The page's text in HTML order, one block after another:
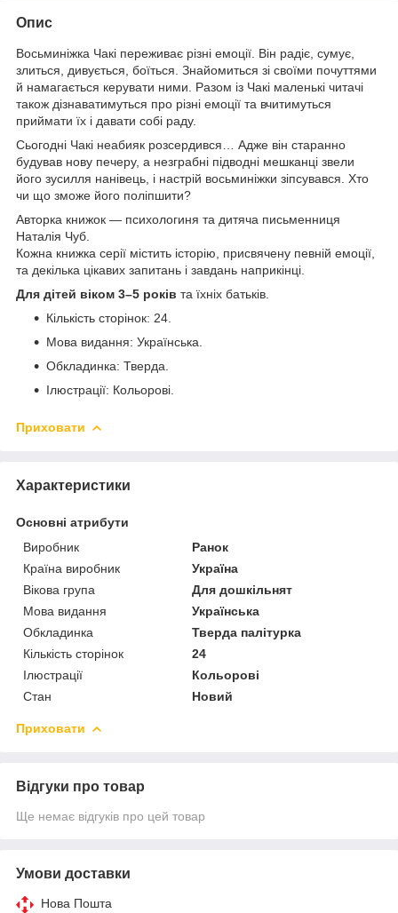
Опис
Восьминіжка Чакі переживає різні емоції. Він радіє, сумує,
злиться, дивується, боїться. Знайомиться зі своїми почуттями
й намагається керувати ними. Разом із Чакі маленькі читачі
також дізнаватимуться про різні емоції та вчитимуться
приймати їх і давати собі раду.
Сьогодні Чакі неабияк розсердився… Адже він старанно
будував нову печеру, а незграбні підводні мешканці звели
його зусилля нанівець, і настрій восьминіжки зіпсувався. Хто
чи що зможе його поліпшити?
Авторка книжок — психологиня та дитяча письменниця
Наталія Чуб.
Кожна книжка серії містить історію, присвячену певній емоції,
та декілька цікавих запитань і завдань наприкінці.
Для дітей віком 3–5 років та їхніх батьків.
Кількість сторінок: 24.
Мова видання: Українська.
Обкладинка: Тверда.
Ілюстрації: Кольорові.
Приховати
Характеристики
Основні атрибути
Виробник
Ранок
Країна виробник
Україна
Вікова група
Для дошкільнят
Мова видання
Українська
Обкладинка
Тверда палітурка
Кількість сторінок
24
Ілюстрації
Кольорові
Стан
Новий
Приховати
Відгуки про товар
Ще немає відгуків про цей товар
Умови доставки
Нова Пошта